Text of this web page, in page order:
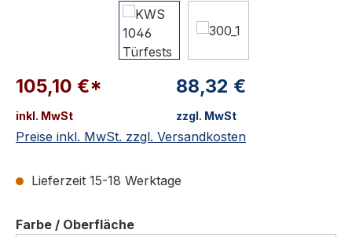
105,10 €*
inkl. MwSt
88,32 €
zzgl. MwSt
Preise inkl. MwSt. zzgl. Versandkosten
Lieferzeit 15-18 Werktage
Farbe / Oberflächeauswählen